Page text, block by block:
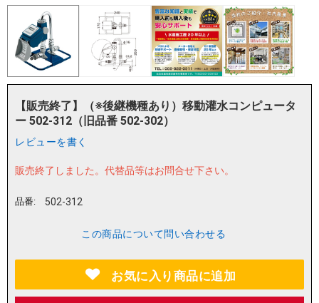
【販売終了】（※後継機種あり）移動灌水コンピュータ
ー 502-312（旧品番 502-302）
レビューを書く
販売終了しました。 代替品等はお問合せ下さい。
品番: 502-312
この商品について問い合わせる
お気に入り商品に追加